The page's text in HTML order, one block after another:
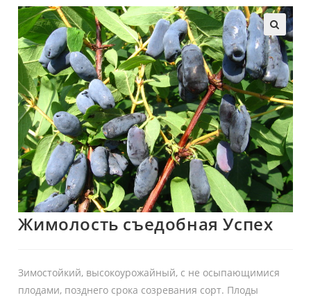
🔍
Жимолость съедобная Успех
Зимостойкий, высокоурожайный, с не осыпающимися
плодами, позднего срока созревания сорт. Плоды